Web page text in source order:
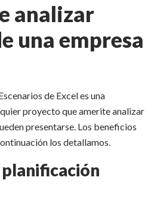
analizar
una empresa
de Excel es una
proyecto que amerite analizar
presentarse. Los beneficios
los detallamos.